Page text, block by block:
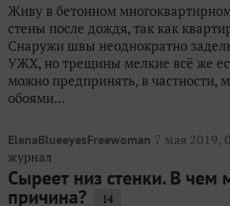
Живу в бетонном
стены после дождя, так как
Снаружи швы неоднократно
УЖХ, но трещины мелкие всё же
можно предпринять, в частности,
обоями...
ElenaBlueeyesFreewoman 7 мая 2019,
журнал
Сыреет низ стенки. В чем
причина? 14